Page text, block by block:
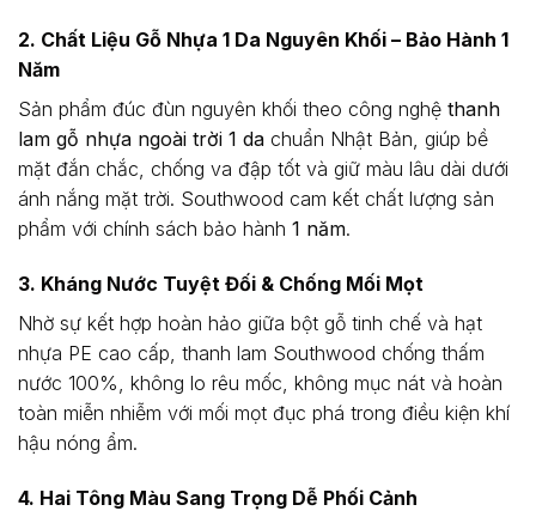
2. Chất Liệu Gỗ Nhựa 1 Da Nguyên Khối – Bảo Hành 1
Năm
Sản phẩm đúc đùn nguyên khối theo công nghệ thanh
lam gỗ nhựa ngoài trời 1 da chuẩn Nhật Bản, giúp bề
mặt đắn chắc, chống va đập tốt và giữ màu lâu dài dưới
ánh nắng mặt trời. Southwood cam kết chất lượng sản
phẩm với chính sách bảo hành 1 năm.
3. Kháng Nước Tuyệt Đối & Chống Mối Mọt
Nhờ sự kết hợp hoàn hảo giữa bột gỗ tinh chế và hạt
nhựa PE cao cấp, thanh lam Southwood chống thấm
nước 100%, không lo rêu mốc, không mục nát và hoàn
toàn miễn nhiễm với mối mọt đục phá trong điều kiện khí
hậu nóng ẩm.
4. Hai Tông Màu Sang Trọng Dễ Phối Cảnh